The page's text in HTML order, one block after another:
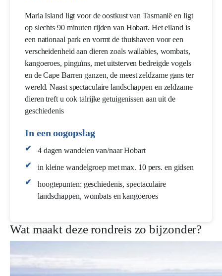
Maria Island ligt voor de oostkust van Tasmanië en ligt
op slechts 90 minuten rijden van Hobart. Het eiland is
een nationaal park en vormt de thuishaven voor een
verscheidenheid aan dieren zoals wallabies, wombats,
kangoeroes, pinguïns, met uitsterven bedreigde vogels
en de Cape Barren ganzen, de meest zeldzame gans ter
wereld. Naast spectaculaire landschappen en zeldzame
dieren treft u ook talrijke getuigenissen aan uit de
geschiedenis
In een oogopslag
4 dagen wandelen van/naar Hobart
in kleine wandelgroep met max. 10 pers. en gidsen
hoogtepunten: geschiedenis, spectaculaire
landschappen, wombats en kangoeroes
Wat maakt deze rondreis zo bijzonder?